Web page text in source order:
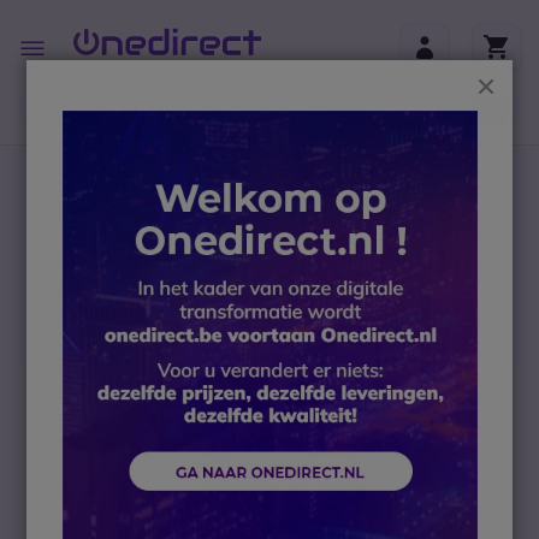
Toggle
Nav
btw)
Headsets
Accessoires
Vervanging headsets en onderdelen
Vervangende batterij voor Plantronics CS540 met 3
Ga naar het einde van de afbeeldingen-gallerij